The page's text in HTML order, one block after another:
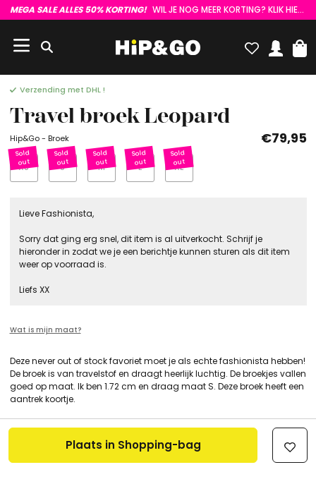
MEGA SALE ALLES 50% KORTING! WIL JE NOG MEER KORTING? KLIK HIER :)
Verzending met DHL !
Travel broek Leopard
Hip&Go - Broek €79,95
XS S M L XL
Lieve Fashionista,
Sorry dat ging erg snel, dit item is al uitverkocht. Schrijf je
hieronder in zodat we je een berichtje kunnen sturen als dit item
weer op voorraad is.
Liefs XX
Wat is mijn maat?
Deze never out of stock favoriet moet je als echte fashionista hebben!
De broek is van travelstof en draagt heerlijk luchtig. De broekjes vallen
goed op maat. Ik ben 1.72 cm en draag maat S. Deze broek heeft een
aantrek koortje.
Plaats in Shopping-bag